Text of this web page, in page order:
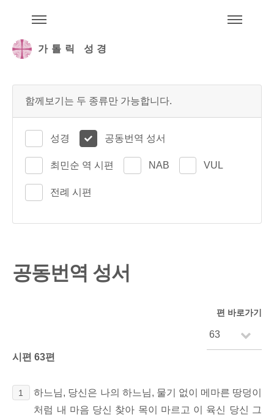
가톨릭 성경
함께보기는 두 종류만 가능합니다.
성경 공동번역 성서
최민순 역 시편 NAB VUL
전례 시편
공동번역 성서
편 바로가기
시편 63편
1
하느님, 당신은 나의 하느님, 물기 없이 메마른 땅덩이
처럼 내 마음 당신 찾아 목이 마르고 이 육신 당신 그